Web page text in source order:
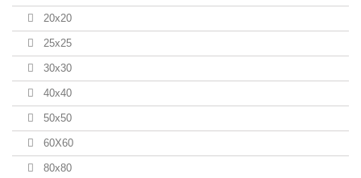
20x20
25x25
30x30
40x40
50x50
60X60
80x80